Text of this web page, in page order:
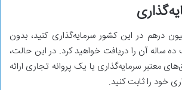
مبلغ ۲ میلیون درهم در این کشور سرمایه‌گذاری کنید، بدون
ساله آن را دریافت خواهید کرد. در این حالت،
معتبر سرمایه‌گذاری یا یک پروانه تجاری ارائه
خود را ثابت کنید.